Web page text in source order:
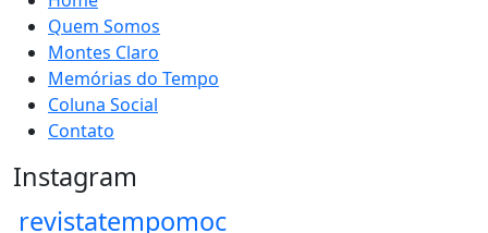
Quem Somos
Montes Claro
Memórias do Tempo
Coluna Social
Contato
Instagram
revistatempomoc